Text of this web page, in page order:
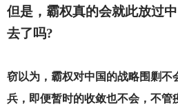
但是，霸权真的会就此放过
去了吗?
窃以为，霸权对中国的战略围剿不
兵，即便暂时的收敛也不会，不管